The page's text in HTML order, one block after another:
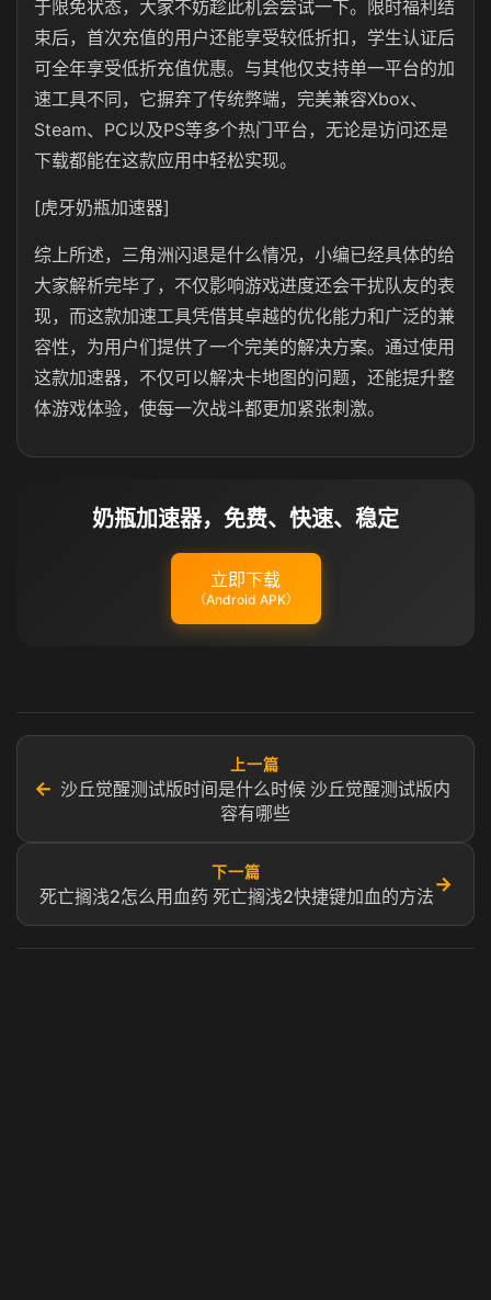
于限免状态，大家不妨趁此机会尝试一下。限时福利结
束后，首次充值的用户还能享受较低折扣，学生认证后
可全年享受低折充值优惠。与其他仅支持单一平台的加
速工具不同，它摒弃了传统弊端，完美兼容Xbox、
Steam、PC以及PS等多个热门平台，无论是访问还是
下载都能在这款应用中轻松实现。
[虎牙奶瓶加速器]
综上所述，三角洲闪退是什么情况，小编已经具体的给
大家解析完毕了，不仅影响游戏进度还会干扰队友的表
现，而这款加速工具凭借其卓越的优化能力和广泛的兼
容性，为用户们提供了一个完美的解决方案。通过使用
这款加速器，不仅可以解决卡地图的问题，还能提升整
体游戏体验，使每一次战斗都更加紧张刺激。
奶瓶加速器，免费、快速、稳定
立即下载
（Android APK）
←
上一篇
沙丘觉醒测试版时间是什么时候 沙丘觉醒测试版内
容有哪些
下一篇
死亡搁浅2怎么用血药 死亡搁浅2快捷键加血的方法
→